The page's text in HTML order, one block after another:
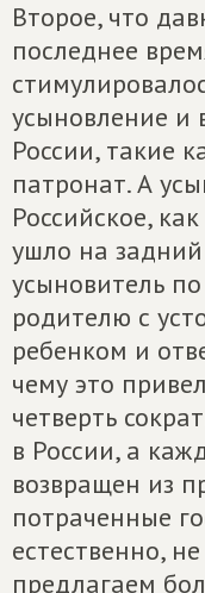
Второе, что
последнее
усыновление и
России, такие
патронат. А
Российское,
ушло на
усыновитель
родителю с
ребенком и
чему это
четверть
в России, а
возвращен из
потраченные
естественно,
предлагаем